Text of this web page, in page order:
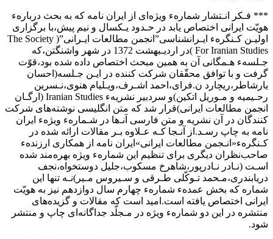
*** فـکر انـتشار شمارهء‌ ویژه‌ای‌ از‌ ایران‌ نامه‌ که به بحث‌ دربارهء‌
هویّت ایرانی‌ اختصاص یابد در حـدود یـکسال و نیم پیش،با برگزاری
اولیـن کـنگرهء ایـرانشناسی‌”انجمن مطالعات‌ ایـرانی‌‌”( The‌ Society
For Iranian Studies )در اردیـبهشت 1372‌ در‌ شهر‌ واشنگتن‌،که‌
جـلسهء‌ هـمگانی آن به همین مبحث‌ اختصاص داده شده بود،قوّت
گرفت و با توافق محقّقان شرکت کننده در ایـن‌ جـلسه(احسان
یارشاطر،ریچارد ن.فرای،احمد اشـرف،ویـلیام هنوی‌،نـسرین‌
رحـیمیه و مـوریل اتکین)و سردبیر نشریهء Iranian Studies (ارگـان
انجمن مطالعات‌ ایرانی)قرار شد که متن انگلیسی نوشته‌های شرکت
کنندگان در آن نشریه و متن فارسی آنـ‌ها در شـمارهء ویژهء ایران‌
نامه‌ به چاپ رسـد.از آنـجا کـه عـلاوه بـر مقالات ارائه شده در
کـنگرهء«انـجمن مطالعات ایرانی»ایران نامه از همکاری‌ ارزندهء
صاحب‌نظران دیگری برای تنظیم این شمارهء ویژه بهره‌مند‌ شده‌
اسـت‌ (نـادر نـادرپور،شاهرخ مسکوب،جلیل دوستخواه،نجف
دریابندری،مـحمد تـوکّلی طـرقی و سـیروس مـیر)نـه تنها این
شماره که بخش عمدهء شمارهء چهارم‌ سال‌‌ دوازدهم نیز به هویّت
ایرانی‌ اختصاص‌ یافته است.امید است که مقالات و گزیده‌های
منتشره در این دو شمارهء ویژه در مـجلّد جداگانه‌ای چاپ و منتشر
شود.